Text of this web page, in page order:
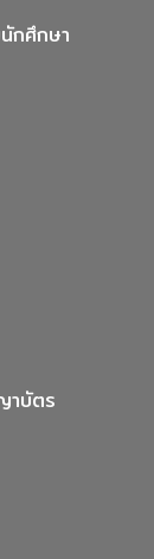
กศึกษา
าบัตร